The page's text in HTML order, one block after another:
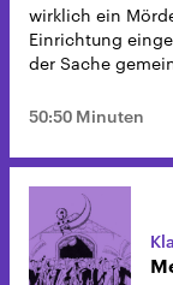
wirklich ein
Einrichtung
der Sache
50:50 Minuten